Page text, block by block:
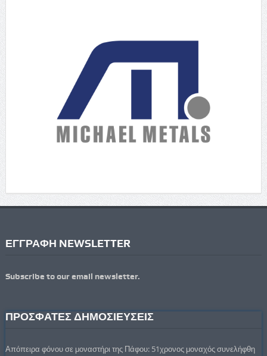
ΕΓΓΡΑΦΗ NEWSLETTER
Subscribe to our email newsletter.
ΠΡΟΣΦΑΤΕΣ ΔΗΜΟΣΙΕΥΣΕΙΣ
Απόπειρα φόνου σε μοναστήρι της Πάφου: 51χρονος μοναχός συνελήφθη